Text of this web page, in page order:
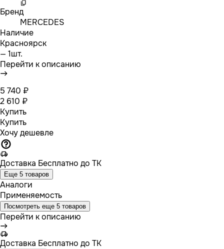
Бренд
MERCEDES
Наличие
Красноярск
— 1шт.
Перейти к описанию
5 740 ₽
2 610 ₽
Купить
Купить
Хочу дешевле
Доставка Бесплатно до ТК
Еще 5 товаров
Аналоги
Применяемость
Посмотреть еще 5 товаров
Перейти к описанию
Доставка Бесплатно до ТК